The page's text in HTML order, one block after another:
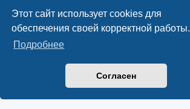
Этот сайт использует cookies для
обеспечения своей корректной работы.
Подробнее
Согласен